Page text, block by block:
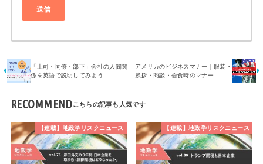
「上司・同僚・部下」会社の人間関
係を英語で説明してみよう
アメリカのビジネスマナー｜服装・
挨拶・商談・会食時のマナー
RECOMMEND
【連載】地政学リスクニュース 【連載】地政学リスクニュース